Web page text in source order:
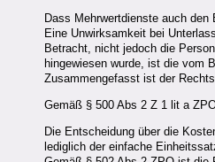
Dass Mehrwertdienste auch
Eine Unwirksamkeit bei
Betracht, nicht jedoch die
hingewiesen wurde, ist die vom
Zusammengefasst ist der
Gemäß § 500 Abs 2 Z 1 lit a
Die Entscheidung über die
lediglich der einfache